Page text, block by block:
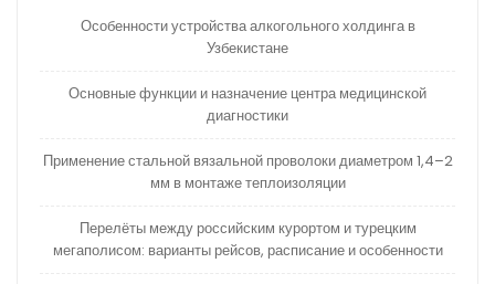
Особенности устройства алкогольного холдинга в
Узбекистане
Основные функции и назначение центра медицинской
диагностики
Применение стальной вязальной проволоки диаметром 1,4–2
мм в монтаже теплоизоляции
Перелёты между российским курортом и турецким
мегаполисом: варианты рейсов, расписание и особенности